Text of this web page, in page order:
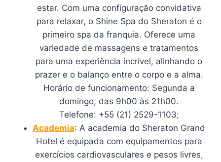
estar. Com uma configuração convidativa
para relaxar, o Shine Spa do Sheraton é o
primeiro spa da franquia. Oferece uma
variedade de massagens e tratamentos
para uma experiência incrível, alinhando o
prazer e o balanço entre o corpo e a alma.
Horário de funcionamento: Segunda a
domingo, das 9h00 às 21h00.
Telefone: +55 (21) 2529-1103;
Academia: A academia do Sheraton Grand
Hotel é equipada com equipamentos para
exercícios cardiovasculares e pesos livres,